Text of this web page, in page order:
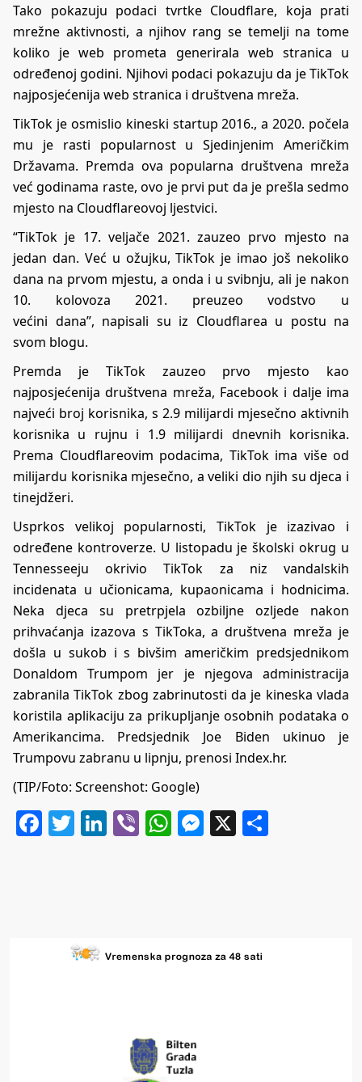
Tako pokazuju podaci tvrtke Cloudflare, koja prati
mrežne aktivnosti, a njihov rang se temelji na tome
koliko je web prometa generirala web stranica u
određenoj godini. Njihovi podaci pokazuju da je TikTok
najposjećenija web stranica i društvena mreža.
TikTok je osmislio kineski startup 2016., a 2020. počela
mu je rasti popularnost u Sjedinjenim Američkim
Državama. Premda ova popularna društvena mreža
već godinama raste, ovo je prvi put da je prešla sedmo
mjesto na Cloudflareovoj ljestvici.
“TikTok je 17. veljače 2021. zauzeo prvo mjesto na
jedan dan. Već u ožujku, TikTok je imao još nekoliko
dana na prvom mjestu, a onda i u svibnju, ali je nakon
10. kolovoza 2021. preuzeo vodstvo u
većini dana”, napisali su iz Cloudflarea u postu na
svom blogu.
Premda je TikTok zauzeo prvo mjesto kao
najposjećenija društvena mreža, Facebook i dalje ima
najveći broj korisnika, s 2.9 milijardi mjesečno aktivnih
korisnika u rujnu i 1.9 milijardi dnevnih korisnika.
Prema Cloudflareovim podacima, TikTok ima više od
milijardu korisnika mjesečno, a veliki dio njih su djeca i
tinejdžeri.
Usprkos velikoj popularnosti, TikTok je izazivao i
određene kontroverze. U listopadu je školski okrug u
Tennesseeju okrivio TikTok za niz vandalskih
incidenata u učionicama, kupaonicama i hodnicima.
Neka djeca su pretrpjela ozbiljne ozljede nakon
prihvaćanja izazova s TikToka, a društvena mreža je
došla u sukob i s bivšim američkim predsjednikom
Donaldom Trumpom jer je njegova administracija
zabranila TikTok zbog zabrinutosti da je kineska vlada
koristila aplikaciju za prikupljanje osobnih podataka o
Amerikancima. Predsjednik Joe Biden ukinuo je
Trumpovu zabranu u lipnju, prenosi Index.hr.
(TIP/Foto: Screenshot: Google)
Facebook
Twitter
LinkedIn
ViberWhatsApp
Messenger
X